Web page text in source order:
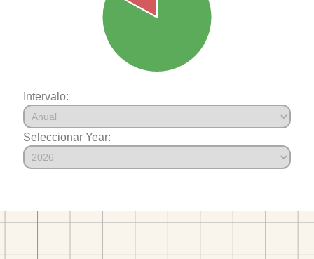
Intervalo:
Seleccionar Year: